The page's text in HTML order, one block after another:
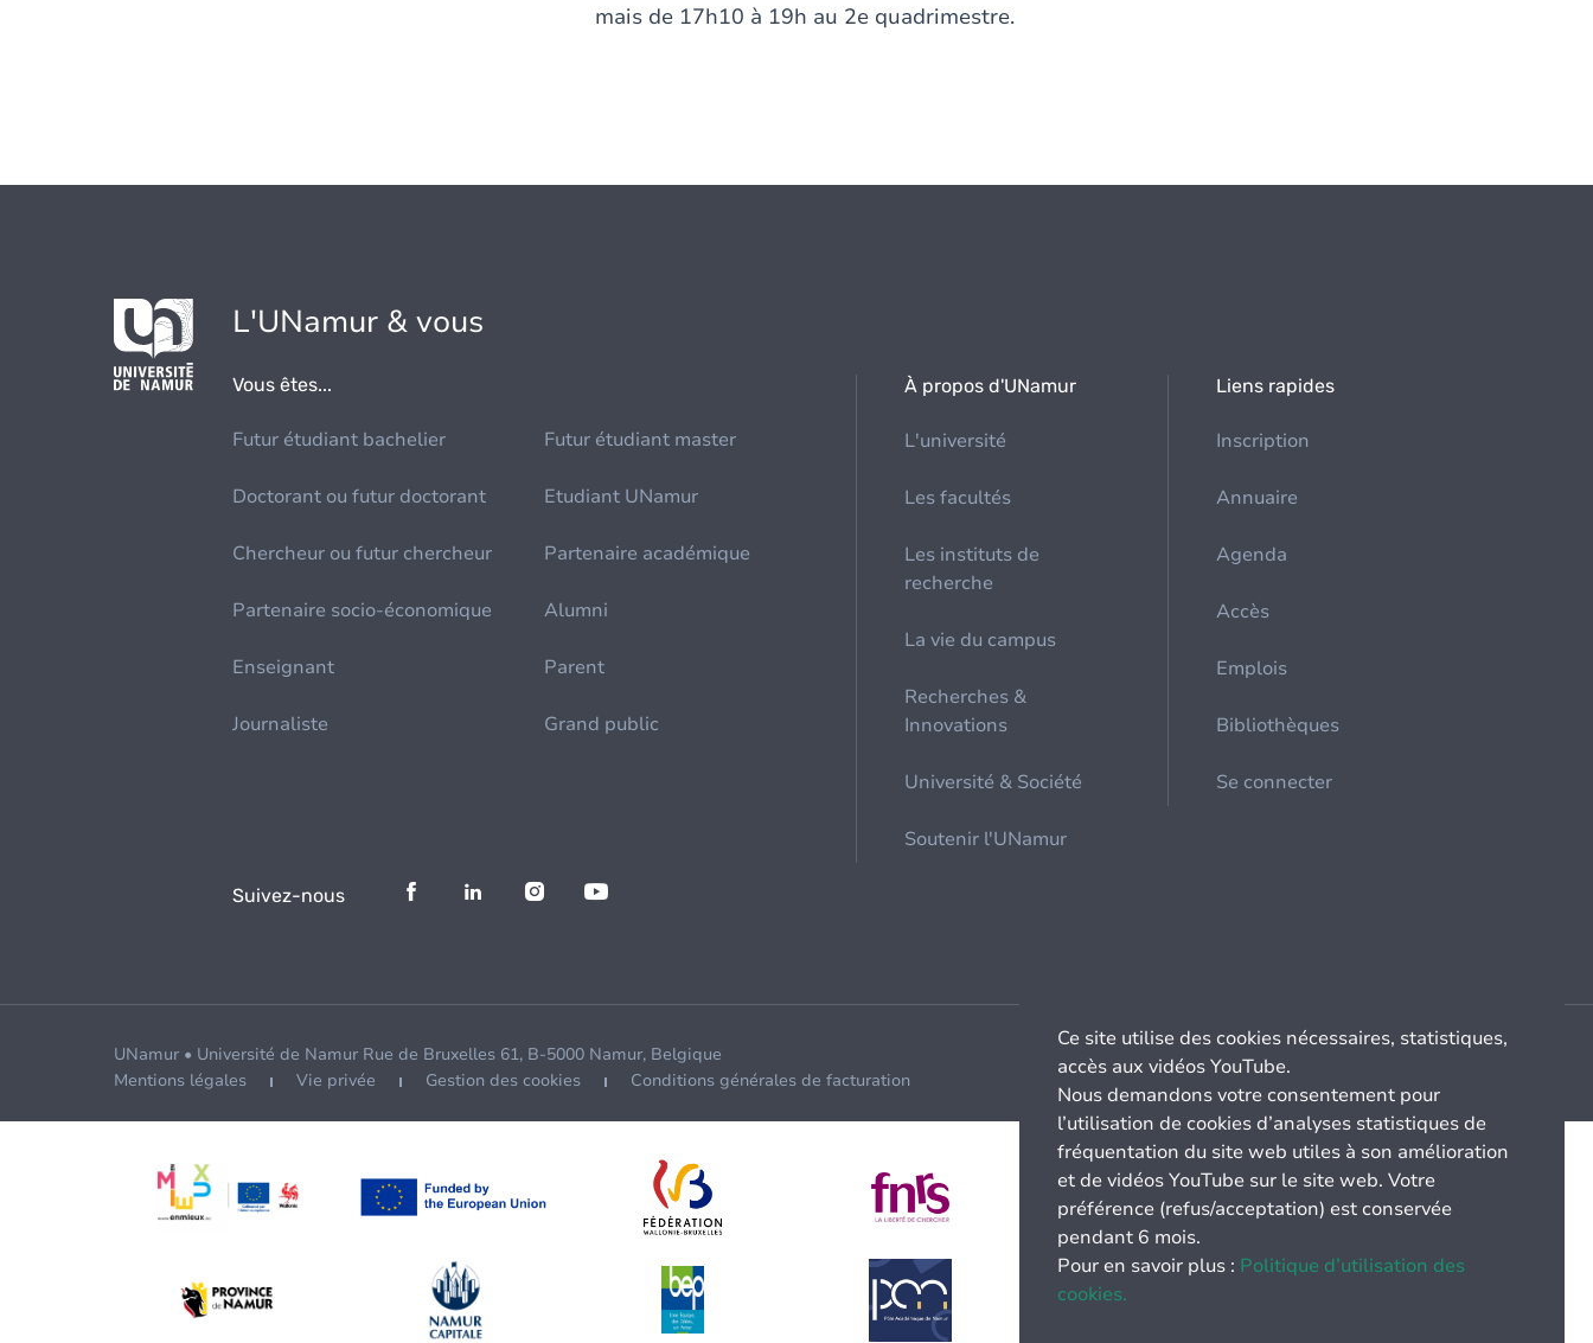
mais de 17h10 à 19h au 2e quadrimestre.
L'UNamur & vous
Vous êtes...
Futur étudiant bachelier Futur étudiant master
Doctorant ou futur doctorant Etudiant UNamur
Chercheur ou futur chercheur Partenaire académique
Partenaire socio-économique Alumni
Enseignant Parent
Journaliste Grand public
À propos d'UNamur
L'université
Les facultés
Les instituts de
recherche
La vie du campus
Recherches &
Innovations
Université & Société
Soutenir l'UNamur
Liens rapides
Inscription
Annuaire
Agenda
Accès
Emplois
Bibliothèques
Se connecter
Suivez-nous
UNamur • Université de Namur Rue de Bruxelles 61, B-5000 Namur, Belgique
Mentions légales
Vie privée Gestion des cookies Conditions générales de facturation
Ce site utilise des cookies nécessaires, statistiques,
accès aux vidéos YouTube.
Nous demandons votre consentement pour
l’utilisation de cookies d’analyses statistiques de
fréquentation du site web utiles à son amélioration
et de vidéos YouTube sur le site web. Votre
préférence (refus/acceptation) est conservée
pendant 6 mois.
Pour en savoir plus : Politique d’utilisation des
cookies.